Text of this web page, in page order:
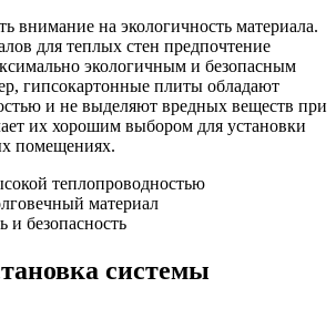
внимание на экологичность материала.
для теплых стен предпочтение
экологичным и безопасным
гипсокартонные плиты обладают
и не выделяют вредных веществ при
их хорошим выбором для установки
помещениях.
теплопроводностью
материал
и безопасность
системы